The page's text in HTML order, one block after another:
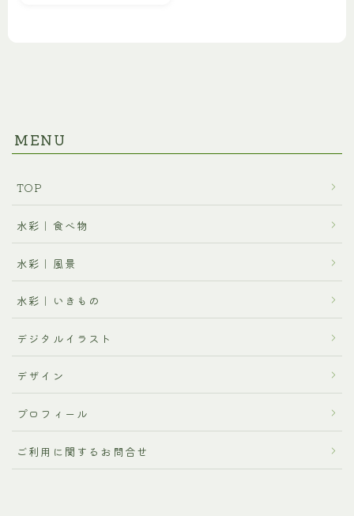
MENU
TOP
水彩｜食べ物
水彩｜風景
水彩｜いきもの
デジタルイラスト
デザイン
プロフィール
ご利用に関するお問合せ